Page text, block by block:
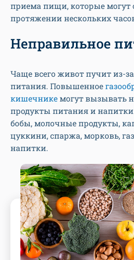
приема пищи, которые могут
протяжении нескольких
Неправильное
Чаще всего живот пучит из-
питания. Повышенное
кишечникемогут вызывать
продукты питания и
бобы, молочные продукты,
цуккини, спаржа, морковь,
напитки.